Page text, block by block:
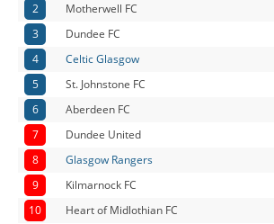
2
Motherwell FC
3
Dundee FC
4
Celtic Glasgow
5
St. Johnstone FC
6
Aberdeen FC
7
Dundee United
8
Glasgow Rangers
9
Kilmarnock FC
10
Heart of Midlothian FC